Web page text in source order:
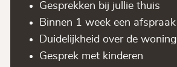
Gesprekken bij jullie thuis
Binnen 1 week een afspraak
Duidelijkheid over de woning
Gesprek met kinderen